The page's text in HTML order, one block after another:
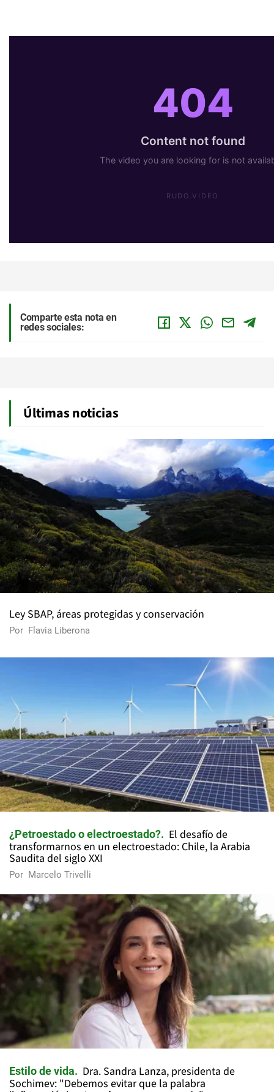
Comparte esta nota en
redes sociales:
Últimas noticias
Ley SBAP, áreas protegidas y conservación
Por Flavia Liberona
¿Petroestado o electroestado?
El desafío de
transformarnos en un electroestado: Chile, la Arabia
Saudita del siglo XXI
Por Marcelo Trivelli
Estilo de vida
Dra. Sandra Lanza, presidenta de
Sochimev: "Debemos evitar que la palabra